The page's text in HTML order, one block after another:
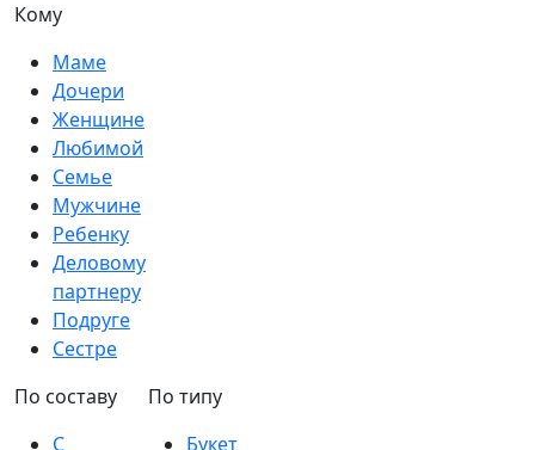
Кому
Маме
Дочери
Женщине
Любимой
Семье
Мужчине
Ребенку
Деловому
партнеру
Подруге
Сестре
По составу
С
По типу
Букет